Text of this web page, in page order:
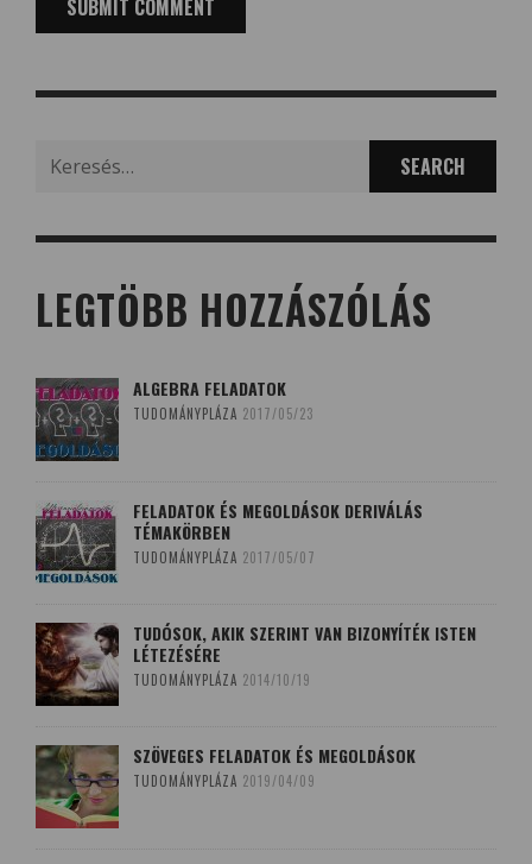
for:
LEGTÖBB HOZZÁSZÓLÁS
ALGEBRA FELADATOK
TUDOMÁNYPLÁZA 2017/05/23
FELADATOK ÉS MEGOLDÁSOK DERIVÁLÁS
TÉMAKÖRBEN
TUDOMÁNYPLÁZA 2017/05/07
TUDÓSOK, AKIK SZERINT VAN BIZONYÍTÉK ISTEN
LÉTEZÉSÉRE
TUDOMÁNYPLÁZA 2014/10/19
SZÖVEGES FELADATOK ÉS MEGOLDÁSOK
TUDOMÁNYPLÁZA 2019/04/09